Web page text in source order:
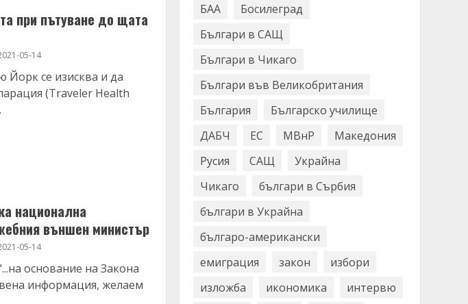
при пътуване до щата
05-14
Йорк се изисква и да
(Traveler Health
национална
външен министър
05-14
основание на Закона
информация, желаем
БАА
Босилеград
Българи в САЩ
Българи в Чикаго
Българи във Великобритания
България
Българско училище
ДАБЧ
ЕС МВнР
Македония
Русия
САЩ
Украйна
Чикаго
българи в Сърбия
българи в Украйна
българо-американски
емиграция
закон
избори
изложба
икономика
интервю